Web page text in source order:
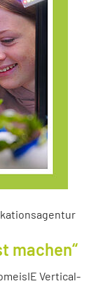
machen“
Vertical-